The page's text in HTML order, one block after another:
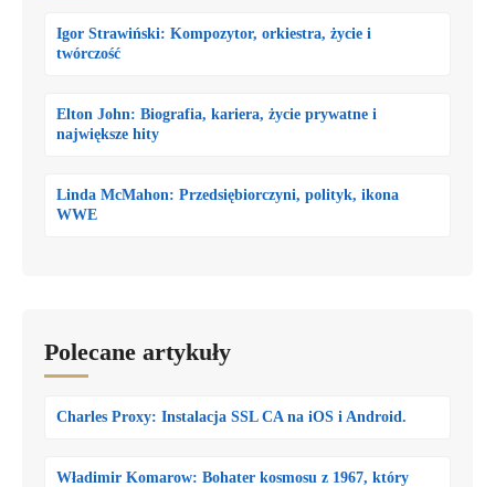
Igor Strawiński: Kompozytor, orkiestra, życie i
twórczość
Elton John: Biografia, kariera, życie prywatne i
największe hity
Linda McMahon: Przedsiębiorczyni, polityk, ikona
WWE
Polecane artykuły
Charles Proxy: Instalacja SSL CA na iOS i Android.
Władimir Komarow: Bohater kosmosu z 1967, który